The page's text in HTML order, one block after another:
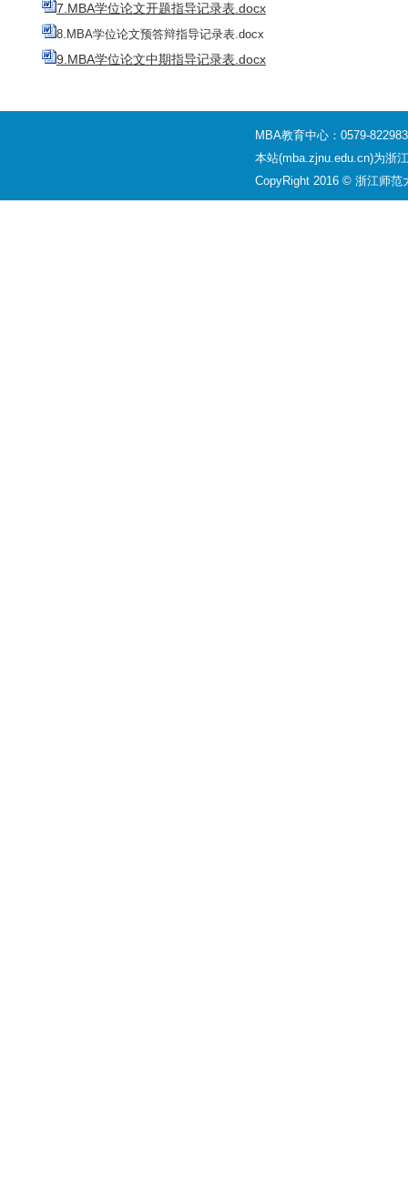
7.MBA学位论文开题指导记录表.docx
8.MBA学位论文预答辩指导记录表.docx
9.MBA学位论文中期指导记录表.docx
MBA教育中心：0579-
本站(mba.zjnu.edu.cn)为浙
CopyRight 2016 © 浙江师